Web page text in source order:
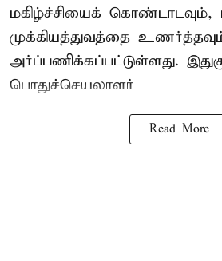
மகிழ்ச்சியைக் கொண்டாடவும்,
முக்கியத்துவத்தை
அர்ப்பணிக்கப்பட்டுள்ளது.
பொதுச்செயலாளர்
Read More